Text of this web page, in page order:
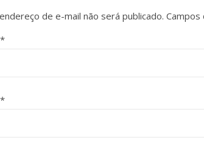
de e-mail não será publicado.
*
*